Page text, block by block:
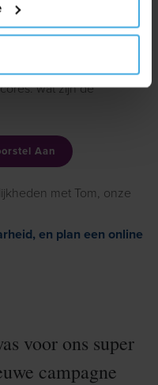
individueel
naar
wat zijn de
Aan
met Tom, onze
en plan een online
voor ons super
campagne